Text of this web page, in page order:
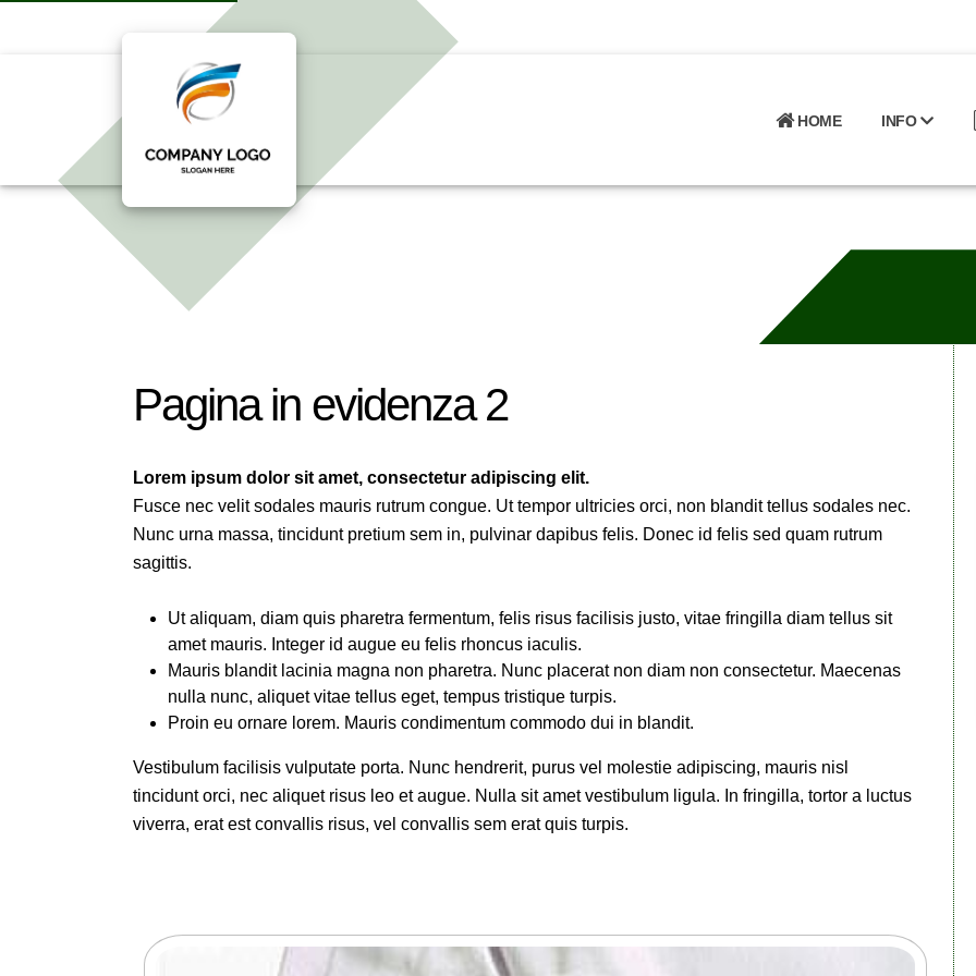
HOME INFO
Pagina in evidenza 2
Lorem ipsum dolor sit amet, consectetur adipiscing elit.
Fusce nec velit sodales mauris rutrum congue. Ut tempor ultricies orci, non blandit tellus sodales nec.
Nunc urna massa, tincidunt pretium sem in, pulvinar dapibus felis. Donec id felis sed quam rutrum
sagittis.
Ut aliquam, diam quis pharetra fermentum, felis risus facilisis justo, vitae fringilla diam tellus sit
amet mauris. Integer id augue eu felis rhoncus iaculis.
Mauris blandit lacinia magna non pharetra. Nunc placerat non diam non consectetur. Maecenas
nulla nunc, aliquet vitae tellus eget, tempus tristique turpis.
Proin eu ornare lorem. Mauris condimentum commodo dui in blandit.
Vestibulum facilisis vulputate porta. Nunc hendrerit, purus vel molestie adipiscing, mauris nisl
tincidunt orci, nec aliquet risus leo et augue. Nulla sit amet vestibulum ligula. In fringilla, tortor a luctus
viverra, erat est convallis risus, vel convallis sem erat quis turpis.